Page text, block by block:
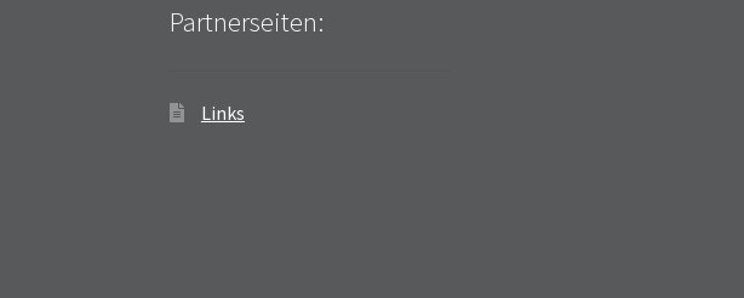
Partnerseiten:
Links